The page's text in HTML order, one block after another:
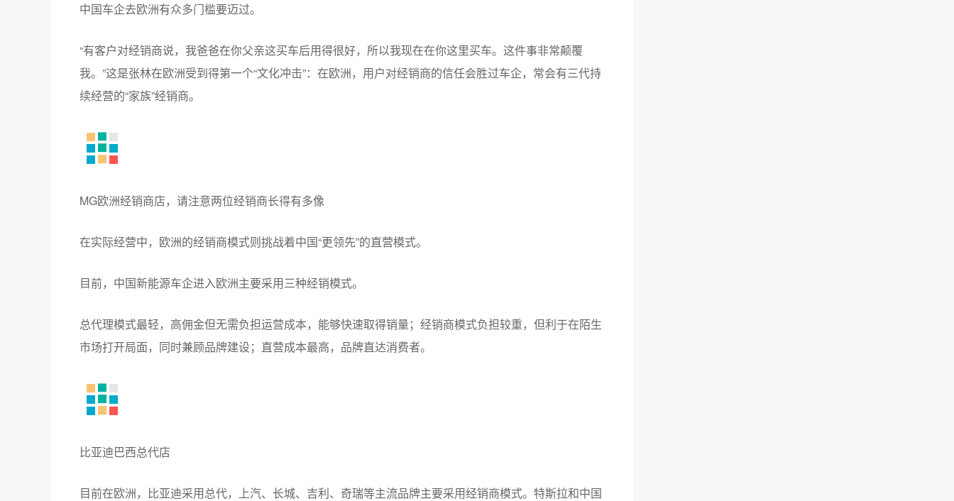
中国车企去欧洲有众多门槛要迈过。
“有客户对经销商说，我爸爸在你父亲这买车后用得很好，所以我现在在你这里买车。这件事非常颠覆
我。”这是张林在欧洲受到得第一个“文化冲击”：在欧洲，用户对经销商的信任会胜过车企，常会有三代持
续经营的“家族”经销商。
MG欧洲经销商店，请注意两位经销商长得有多像
在实际经营中，欧洲的经销商模式则挑战着中国“更领先”的直营模式。
目前，中国新能源车企进入欧洲主要采用三种经销模式。
总代理模式最轻，高佣金但无需负担运营成本，能够快速取得销量；经销商模式负担较重，但利于在陌生
市场打开局面，同时兼顾品牌建设；直营成本最高，品牌直达消费者。
比亚迪巴西总代店
目前在欧洲，比亚迪采用总代，上汽、长城、吉利、奇瑞等主流品牌主要采用经销商模式。特斯拉和中国